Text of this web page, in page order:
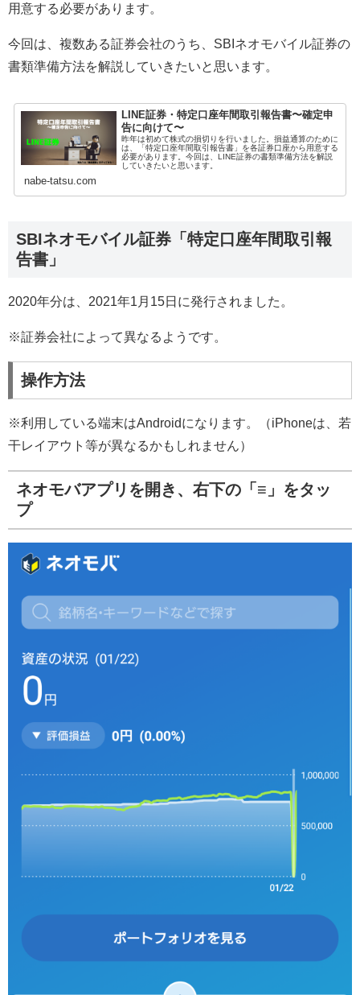
用意する必要があります。
今回は、複数ある証券会社のうち、SBIネオモバイル証券の
書類準備方法を解説していきたいと思います。
LINE証券・特定口座年間取引報告書〜確定申
告に向けて〜
昨年は初めて株式の損切りを行いました。損益通算のために
は、「特定口座年間取引報告書」を各証券口座から用意する
必要があります。今回は、LINE証券の書類準備方法を解説
していきたいと思います。
nabe-tatsu.com
SBIネオモバイル証券「特定口座年間取引報
告書」
2020年分は、2021年1月15日に発行されました。
※証券会社によって異なるようです。
操作方法
※利用している端末はAndroidになります。（iPhoneは、若
干レイアウト等が異なるかもしれません）
ネオモバアプリを開き、右下の「≡」をタッ
プ